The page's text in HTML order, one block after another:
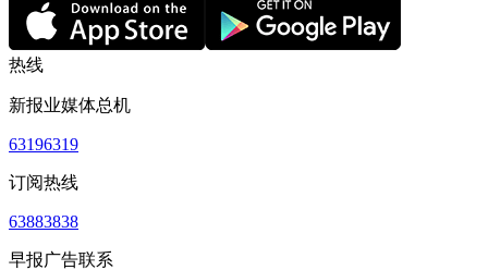
热线
新报业媒体总机
63196319
订阅热线
63883838
早报广告联系